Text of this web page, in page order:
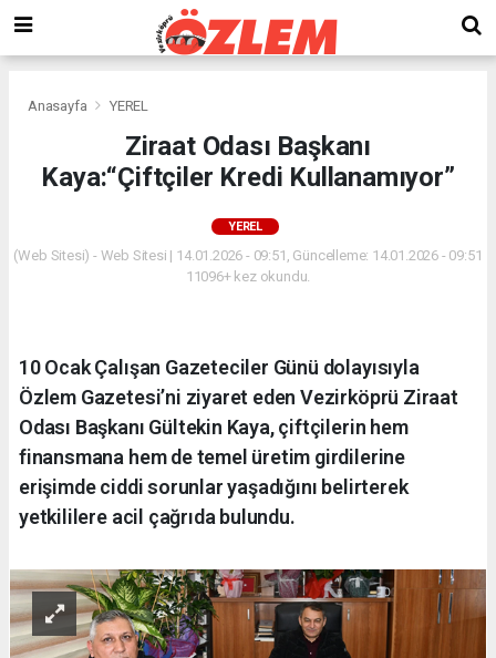
Anasayfa YEREL
Ziraat Odası Başkanı
Kaya:“Çiftçiler Kredi Kullanamıyor”
YEREL
(Web Sitesi) - Web Sitesi | 14.01.2026 - 09:51, Güncelleme: 14.01.2026 - 09:51
11096+ kez okundu.
10 Ocak Çalışan Gazeteciler Günü dolayısıyla
Özlem Gazetesi’ni ziyaret eden Vezirköprü Ziraat
Odası Başkanı Gültekin Kaya, çiftçilerin hem
finansmana hem de temel üretim girdilerine
erişimde ciddi sorunlar yaşadığını belirterek
yetkililere acil çağrıda bulundu.